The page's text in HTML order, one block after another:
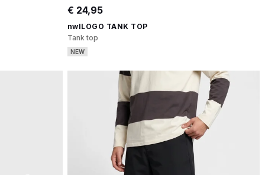
€ 24,95
nwlLOGO TANK TOP
Tank top
NEW